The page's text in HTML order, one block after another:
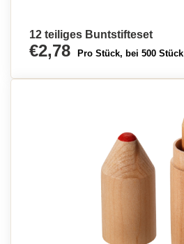
12 teiliges Buntstifteset
€2,78 Pro Stück, bei 500 Stück